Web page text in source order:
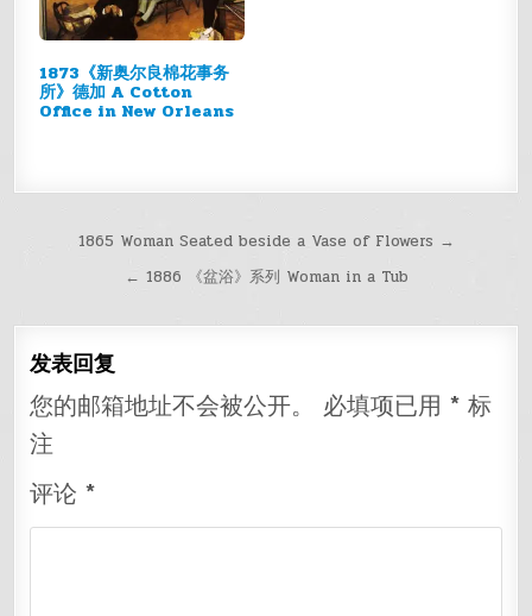
1873《新奥尔良棉花事务
所》德加 A Cotton
Office in New Orleans
航
1865 Woman Seated beside a Vase of Flowers →
← 1886 《盆浴》系列 Woman in a Tub
发表回复
您的邮箱地址不会被公开。 必填项已用* 标
注
评论*